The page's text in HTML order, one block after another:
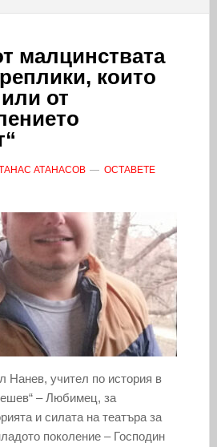
малцинствата
които
от
АТАНАСОВ
ОСТАВЕТЕ
Нанев, учител по история в
– Любимец, за
и силата на театъра за
поколение – Господин